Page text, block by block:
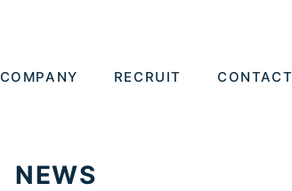
COMPANY RECRUIT CONTACT
NEWS